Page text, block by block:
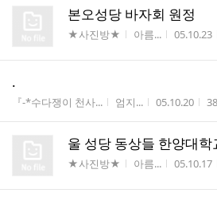
본오성당 바자회 원정
게시판명
★사진방★ 작성자
아름... 작성시간
05.10.23
.
게시판명
『-*수다쟁이 천사... 작성자
엄지... 작성시간
05.10.20 38
울 성당 동상들 한양대학
게시판명
★사진방★ 작성자
아름... 작성시간
05.10.17